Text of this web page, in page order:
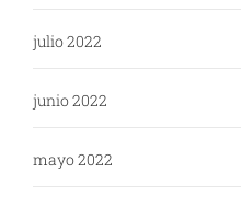
julio 2022
junio 2022
mayo 2022